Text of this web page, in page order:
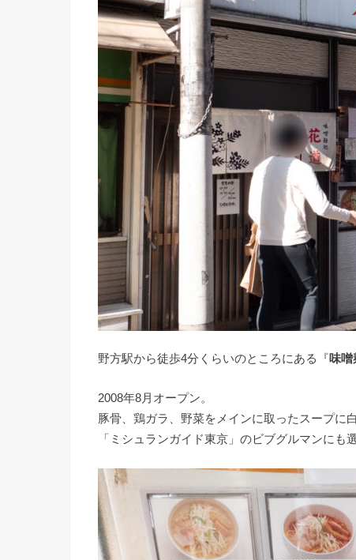
野方駅から徒歩4分くらいのところにある『味
2008年8月オープン。
豚骨、鶏ガラ、野菜をメインに取ったスープに
「ミシュランガイド東京」のビブグルマンにも